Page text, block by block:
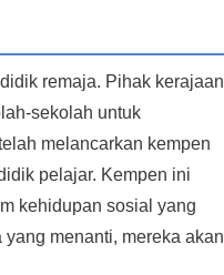
remaja. Pihak kerajaan
sekolah untuk
melancarkan kempen
pelajar. Kempen ini
kehidupan sosial yang
menanti, mereka akan